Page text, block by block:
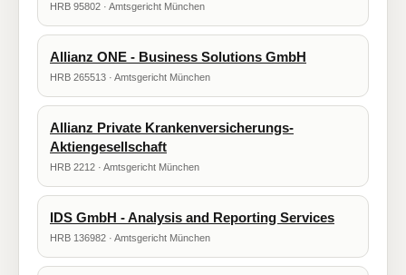
HRB 95802 · Amtsgericht München
Allianz ONE - Business Solutions GmbH
HRB 265513 · Amtsgericht München
Allianz Private Krankenversicherungs-
Aktiengesellschaft
HRB 2212 · Amtsgericht München
IDS GmbH - Analysis and Reporting Services
HRB 136982 · Amtsgericht München